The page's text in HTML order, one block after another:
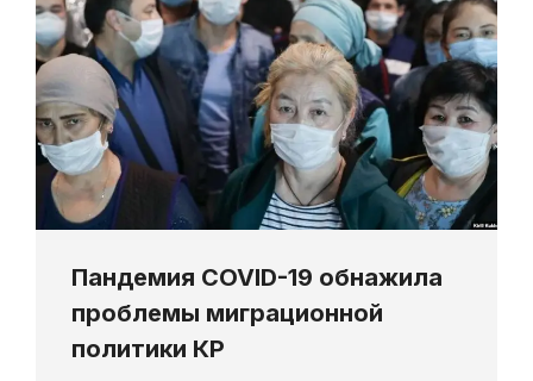
Пандемия COVID-19 обнажила
проблемы миграционной
политики КР